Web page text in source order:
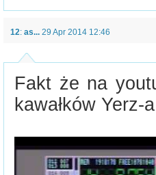
12: as... 29 Apr 2014 12:46
Fakt że na
kawałków Yerz-